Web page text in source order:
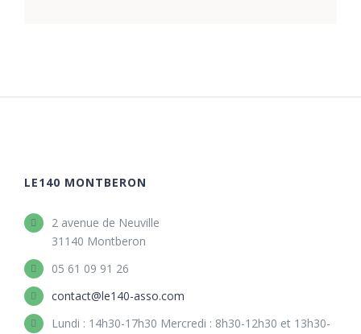
LE140 MONTBERON
2 avenue de Neuville
31140 Montberon
05 61 09 91 26
contact@le140-asso.com
Lundi : 14h30-17h30 Mercredi : 8h30-12h30 et 13h30-